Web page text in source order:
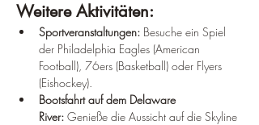
Weitere Aktivitäten:
Sportveranstaltungen: Besuche ein Spiel
der Philadelphia Eagles (American
Football), 76ers (Basketball) oder Flyers
(Eishockey).
Bootsfahrt auf dem Delaware
River: Genieße die Aussicht auf die Skyline